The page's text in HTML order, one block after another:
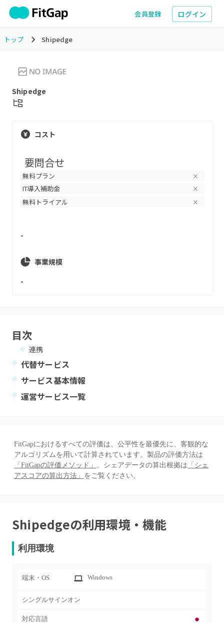
会員登録 ログイン
トップ Shipedge
Shipedge
コスト
要問合せ
無料プラン ×
IT導入補助金 ×
無料トライアル ×
-
事業規模
-
目次
連携
代替サービス
サービス基本情報
運営サービス一覧
FitGapにおけるすべての評価は、公平性を最優先に、客観的な
アルゴリズムを用いて計算されています。製品の評価方法は
「FitGapの評価メソッド」 、シェアデータの算出根拠は 「シェ
アスコアの算出方法」 をご覧ください。
Shipedgeの利用環境・機能
利用環境
端末・OS Windows
シングルサインオン
対応言語